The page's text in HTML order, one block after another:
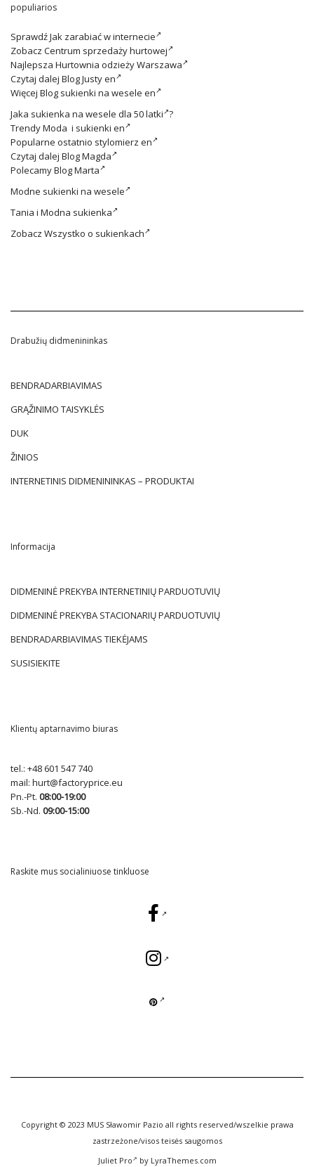
populiarios
SprawdźJak zarabiać w internecie
Zobacz Centrum sprzedaży hurtowej
Najlepsza Hurtownia odzieży Warszawa
Czytaj dalej Blog Justy en
Więcej Blog sukienki na wesele en
Jaka sukienka na wesele dla 50 latki ?
TrendyModa i sukienki en
Popularne ostatnio stylomierz en
Czytaj dalej Blog Magda
PolecamyBlog Marta
Modne sukienki na wesele
Tania i Modna sukienka
Zobacz Wszystko o sukienkach
Drabužių didmenininkas
BENDRADARBIAVIMAS
GRĄŽINIMO TAISYKLĖS
DUK
ŽINIOS
INTERNETINIS DIDMENININKAS – PRODUKTAI
Informacija
DIDMENINĖ PREKYBA INTERNETINIŲ PARDUOTUVIŲ
DIDMENINĖ PREKYBA STACIONARIŲ PARDUOTUVIŲ
BENDRADARBIAVIMAS TIEKĖJAMS
SUSISIEKITE
Klientų aptarnavimo biuras
tel.: +48 601 547 740
mail: hurt@factoryprice.eu
Pn.-Pt. 08:00-19:00
Sb.-Nd. 09:00-15:00
Raskite mus socialiniuose tinkluose
Copyright © 2023 MUS Sławomir Pazio all rights reserved/wszelkie prawa
zastrzeżone/visos teisės saugomos
Juliet Pro
by LyraThemes.com